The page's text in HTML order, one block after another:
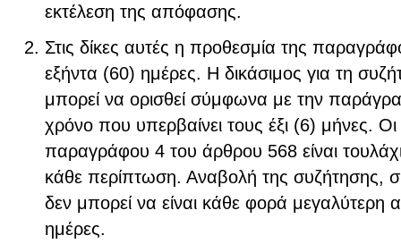
εκτέλεση της απόφασης.
Στις δίκες αυτές η προθεσμία της
εξήντα (60) ημέρες. Η δικάσιμος για τη
μπορεί να ορισθεί σύμφωνα με την
χρόνο που υπερβαίνει τους έξι (6) μήνες.
παραγράφου 4 του άρθρου 568 είναι
κάθε περίπτωση. Αναβολή της συζήτησης,
δεν μπορεί να είναι κάθε φορά
ημέρες.